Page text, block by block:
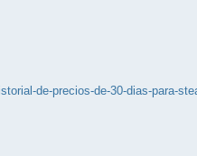
de-precios-de-30-dias-para-